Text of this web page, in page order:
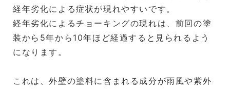
経年劣化による症状が現れやすいです。
経年劣化によるチョーキングの現れは、前回の塗
装から5年から10年ほど経過すると見られるよう
になります。
これは、外壁の塗料に含まれる成分が雨風や紫外